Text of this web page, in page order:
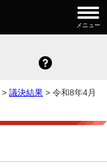
メニュー
> 議決結果 > 令和8年4月